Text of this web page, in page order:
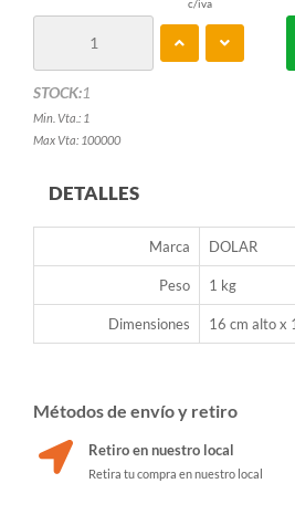
c/iva
STOCK:1
Min. Vta.: 1
Max Vta: 100000
DETALLES
Marca DOLAR
Peso 1 kg
Dimensiones 16 cm alto x
Métodos de envío y retiro
Retiro en nuestro local
Retira tu compra en nuestro local